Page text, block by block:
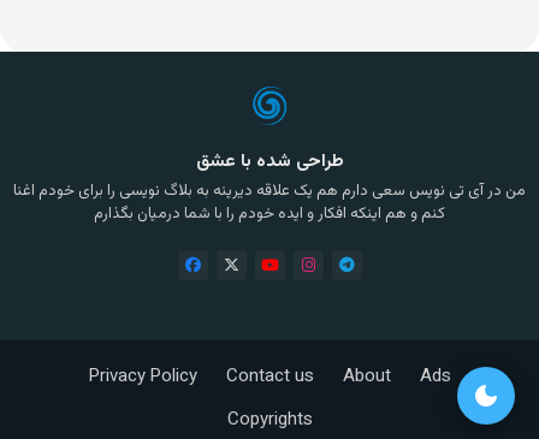
طراحی شده با عشق
من در آی تی نویس سعی دارم هم یک علاقه دیرینه به بلاگ نویسی را برای خودم اغنا
کنم و هم اینکه افکار و ایده خودم را با شما درمیان بگذارم
Ads
About
Contact us
Privacy Policy
Copyrights
dark_mode